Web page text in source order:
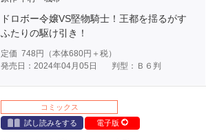
ドロボー令嬢VS堅物騎士！王都を揺るがす
ふたりの駆け引き！
定価 748 円（本体680円＋税）
発売日：2024年04月05日
判型：Ｂ６判
コミックス
試し読みをする
電子版